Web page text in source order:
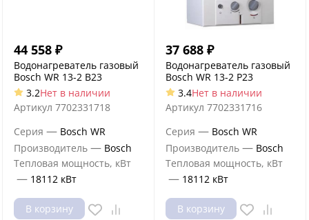
44 558 ₽
Водонагреватель газовый
Bosch WR 13-2 B23
3.2Нет в наличии
Артикул 7702331718
Серия — Bosch WR
Производитель — Bosch
Тепловая мощность, кВт
— 18112 кВт
В корзину
37 688 ₽
Водонагреватель газовый
Bosch WR 13-2 P23
3.4Нет в наличии
Артикул 7702331716
Серия — Bosch WR
Производитель — Bosch
Тепловая мощность, кВт
— 18112 кВт
В корзину